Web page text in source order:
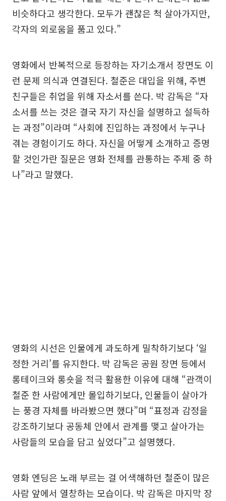
비슷하다고 생각한다. 모두가 괜찮은 척 살아가지만,
각자의 외로움을 품고 있다.”
영화에서 반복적으로 등장하는 자기소개서 장면도 이
런 문제 의식과 연결된다. 철준은 대입을 위해, 주변
친구들은 취업을 위해 자소서를 쓴다. 박 감독은 “자
소서를 쓰는 것은 결국 자기 자신을 설명하고 설득하
는 과정”이라며 “사회에 진입하는 과정에서 누구나
겪는 경험이기도 하다. 자신을 어떻게 소개하고 증명
할 것인가란 질문은 영화 전체를 관통하는 주제 중 하
나”라고 말했다.
영화의 시선은 인물에게 과도하게 밀착하기보다 ‘일
정한 거리’를 유지한다. 박 감독은 공원 장면 등에서
롱테이크와 롱숏을 적극 활용한 이유에 대해 “관객이
철준 한 사람에게만 몰입하기보다, 인물들이 살아가
는 풍경 자체를 바라봤으면 했다”며 “표정과 감정을
강조하기보다 공동체 안에서 관계를 맺고 살아가는
사람들의 모습을 담고 싶었다”고 설명했다.
영화 엔딩은 노래 부르는 걸 어색해하던 철준이 많은
사람 앞에서 열창하는 모습이다. 박 감독은 마지막 장